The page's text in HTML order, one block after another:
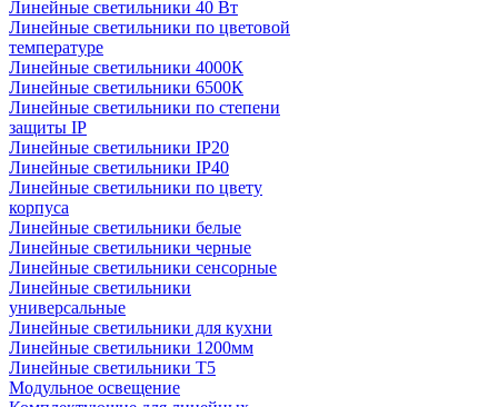
Линейные светильники 40 Вт
Линейные светильники по цветовой
температуре
Линейные светильники 4000К
Линейные светильники 6500К
Линейные светильники по степени
защиты IP
Линейные светильники IP20
Линейные светильники IP40
Линейные светильники по цвету
корпуса
Линейные светильники белые
Линейные светильники черные
Линейные светильники сенсорные
Линейные светильники
универсальные
Линейные светильники для кухни
Линейные светильники 1200мм
Линейные светильники Т5
Модульное освещение